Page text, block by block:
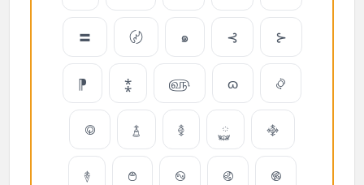
〓 〄 ๑ ⊰ ⊱
⁋ ⁑ ௵ ɷ ࿂
࿃ ࿄ ࿅ ࿆ ࿇
࿈ ࿉ ࿊ ࿋ ࿌